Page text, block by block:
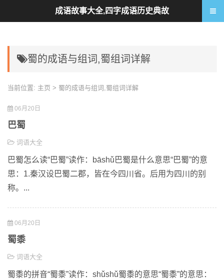
蜀的成语与组词,蜀组词详解
当前位置: 主页 > 蜀的成语与组词,蜀组词详解
06月20日
巴蜀
词语大全
巴蜀怎么读“巴蜀”读作：bāshǔ巴蜀是什么意思“巴蜀”的意
思：1.秦汉设巴蜀二郡，皆在今四川省。后用为四川的别
称。...
06月20日
蜀黍
词语大全
蜀黍的拼音“蜀黍”读作：shǔshǔ蜀黍的意思“蜀黍”的意思：
成语故事大全,四字成语历史典故